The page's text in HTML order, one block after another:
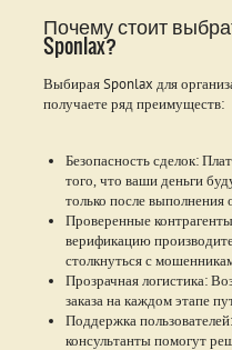
Почему стоит
Sponlax?
Выбирая Sponlax для
получаете ряд преимуществ:
Безопасность сделок:
того, что ваши деньги
только после выполнения
Проверенные
верификацию
столкнуться с
Прозрачная логистика:
заказа на каждом этапе
Поддержка
консультанты помогут